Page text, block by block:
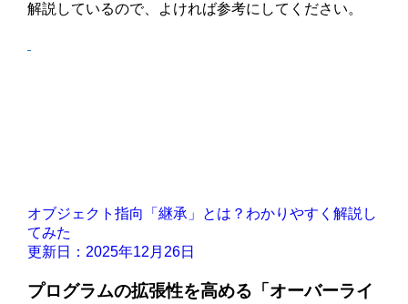
解説しているので、よければ参考にしてください。
オブジェクト指向「継承」とは？わかりやすく解説し
てみた
更新日：2025年12月26日
プログラムの拡張性を高める「オーバーライ